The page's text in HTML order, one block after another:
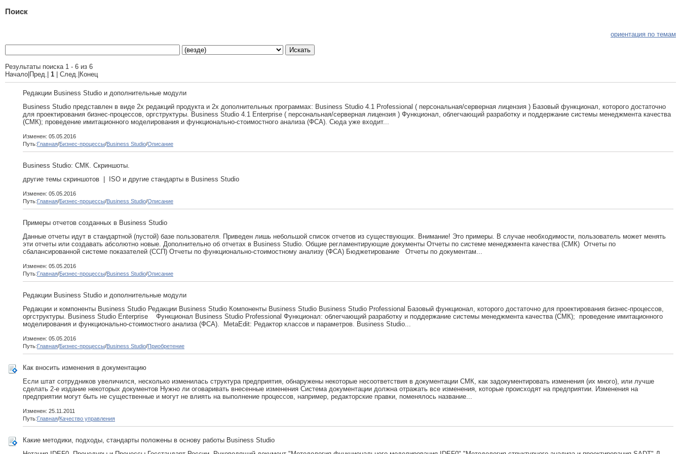
Поиск
ориентация по темам
Результаты поиска 1 - 6 из 6
Начало|Пред.| 1 | След.|Конец
Редакции Business Studio и дополнительные модули
Business Studio представлен в виде 2х редакций продукта и 2х дополнительных программах: Business Studio 4.1 Professional ( персональная/серверная лицензия ) Базовый функционал, которого достаточно
для проектирования бизнес-процессов, оргструктуры. Business Studio 4.1 Enterprise ( персональная/серверная лицензия ) Функционал, облегчающий разработку и поддержание системы менеджмента качества
(СМК); проведение имитационного моделирования и функционально-стоимостного анализа (ФСА). Сюда уже входит...
Изменен: 05.05.2016
Путь:Главная/Бизнес-процессы/Business Studio/Описание
Business Studio: СМК. Скриншоты.
другие темы скриншотов | ISO и другие стандарты в Business Studio
Изменен: 05.05.2016
Путь:Главная/Бизнес-процессы/Business Studio/Описание
Примеры отчетов созданных в Business Studio
Данные отчеты идут в стандартной (пустой) базе пользователя. Приведен лишь небольшой список отчетов из существующих. Внимание! Это примеры. В случае необходимости, пользователь может менять
эти отчеты или создавать абсолютно новые. Дополнительно об отчетах в Business Studio. Общие регламентирующие документы Отчеты по системе менеджмента качества (СМК) Отчеты по
сбалансированной системе показателей (ССП) Отчеты по функционально-стоимостному анализу (ФСА) Бюджетирование Отчеты по документам...
Изменен: 05.05.2016
Путь:Главная/Бизнес-процессы/Business Studio/Описание
Редакции Business Studio и дополнительные модули
Редакции и компоненты Business Studio Редакции Business Studio Компоненты Business Studio Business Studio Professional Базовый функционал, которого достаточно для проектирования бизнес-процессов,
оргструктуры. Business Studio Enterprise Функционал Business Studio Professional Функционал: облегчающий разработку и поддержание системы менеджмента качества (СМК); проведение имитационного
моделирования и функционально-стоимостного анализа (ФСА). MetaEdit: Редактор классов и параметров. Business Studio...
Изменен: 05.05.2016
Путь:Главная/Бизнес-процессы/Business Studio/Приобретение
Как вносить изменения в документацию
Если штат сотрудников увеличился, несколько изменилась структура предприятия, обнаружены некоторые несоответствия в документации СМК, как задокументировать изменения (их много), или лучше
сделать 2-е издание некоторых документов Нужно ли оговаривать внесенные изменения Система документации должна отражать все изменения, которые происходят на предприятии. Изменения на
предприятии могут быть не существенные и могут не влиять на выполнение процессов, например, редакторские правки, поменялось название...
Изменен: 25.11.2011
Путь:Главная/Качество управления
Какие методики, подходы, стандарты положены в основу работы Business Studio